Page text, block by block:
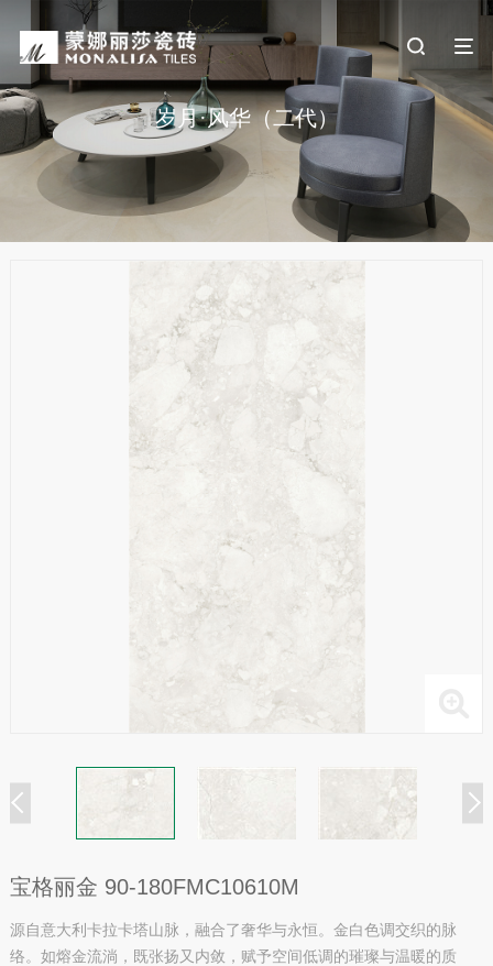
岁月·风华（二代）
宝格丽金 90-180FMC10610M
源自意大利卡拉卡塔山脉，融合了奢华与永恒。金白色调交织的脉
络。如熔金流淌，既张扬又内敛，赋予空间低调的璀璨与温暖的质